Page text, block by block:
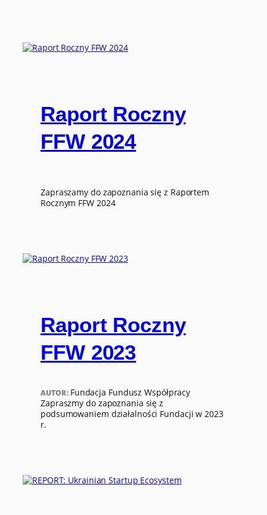
Raport Roczny
FFW 2024
Zapraszamy do zapoznania się z Raportem
Rocznym FFW 2024
Raport Roczny
FFW 2023
AUTOR: Fundacja Fundusz Współpracy
Zapraszmy do zapoznania się z
podsumowaniem działalności Fundacji w 2023
r.